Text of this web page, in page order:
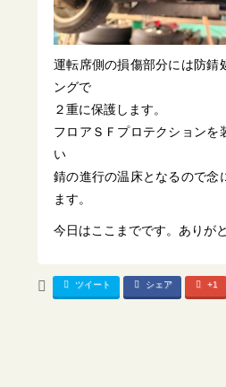
運転席側の損傷部分には防錆
ングで
２重に保護します。
フロアＳＦプロテクションを
い
錆の進行の温床となるので念
ます。
今日はここまでです。ありが
ツイート シェア +1